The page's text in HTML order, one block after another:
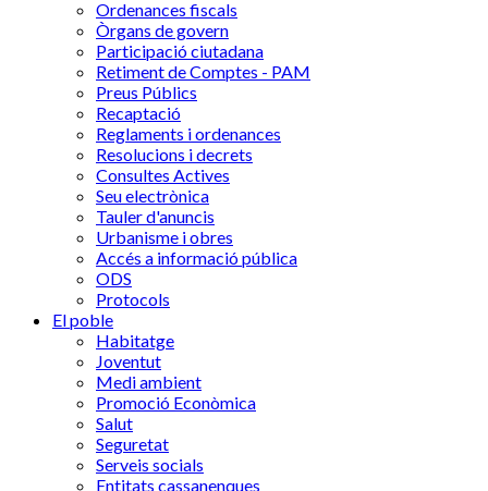
Ordenances fiscals
Òrgans de govern
Participació ciutadana
Retiment de Comptes - PAM
Preus Públics
Recaptació
Reglaments i ordenances
Resolucions i decrets
Consultes Actives
Seu electrònica
Tauler d'anuncis
Urbanisme i obres
Accés a informació pública
ODS
Protocols
El poble
Habitatge
Joventut
Medi ambient
Promoció Econòmica
Salut
Seguretat
Serveis socials
Entitats cassanenques